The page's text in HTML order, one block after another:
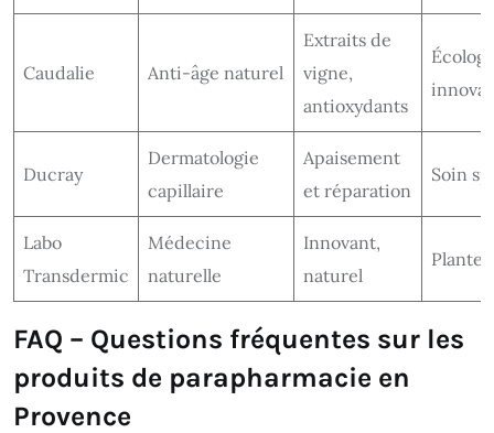
Caudalie Anti-âge naturel
Extraits de
vigne,
antioxydants
Ducray
Dermatologie
capillaire
Apaisement
et réparation
Soin
Labo
Transdermic
Médecine
naturelle
Innovant,
naturel
FAQ – Questions fréquentes sur les
produits de parapharmacie en
Provence